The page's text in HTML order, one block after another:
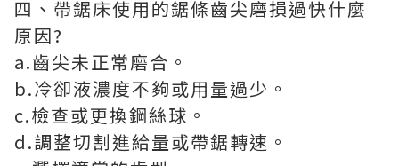
四、帶鋸床使用的鋸條齒尖磨損過快什麼
原因?
a.齒尖未正常磨合。
b.冷卻液濃度不夠或用量過少。
c.檢查或更換鋼絲球。
d.調整切割進給量或帶鋸轉速。